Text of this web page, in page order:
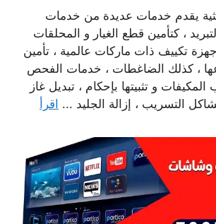
يقدم خدمات عديدة من خدمات
، كتأمين قطع الغيار و المحلقات
أجهزة تكييف ذات ماركات عالمية ، تأمين
، كذلك الضاغطات ، خدمات الفحص
المكيفات و تثبيتها بإحكام ، تبديل غاز
التسريب ، إزالة الجليد ... اقرأ